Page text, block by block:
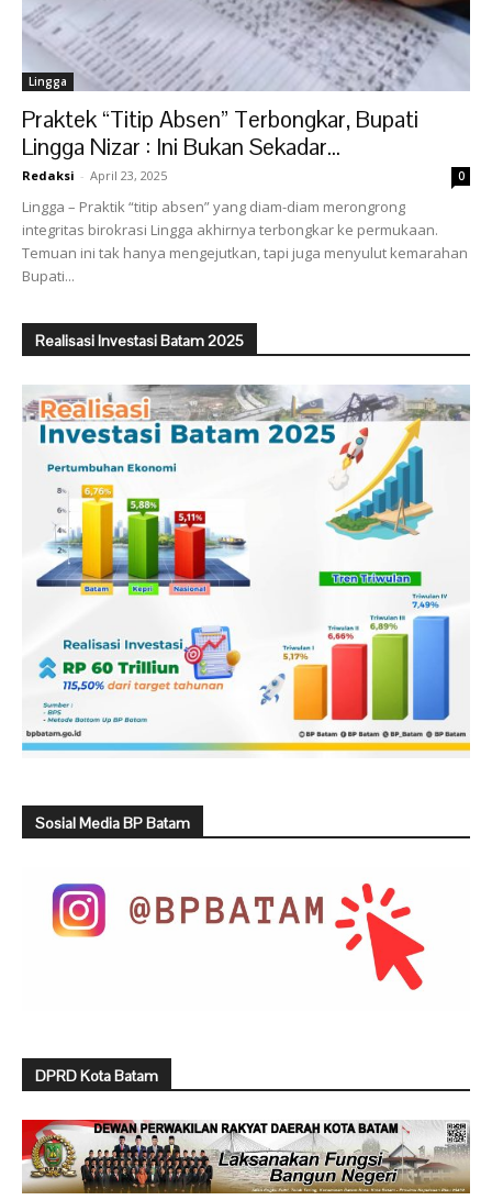
Lingga
Praktek “Titip Absen” Terbongkar, Bupati
Lingga Nizar : Ini Bukan Sekadar...
Redaksi - April 23, 2025 0
Lingga – Praktik “titip absen” yang diam-diam merongrong
integritas birokrasi Lingga akhirnya terbongkar ke permukaan.
Temuan ini tak hanya mengejutkan, tapi juga menyulut kemarahan
Bupati...
Realisasi Investasi Batam 2025
Sosial Media BP Batam
DPRD Kota Batam